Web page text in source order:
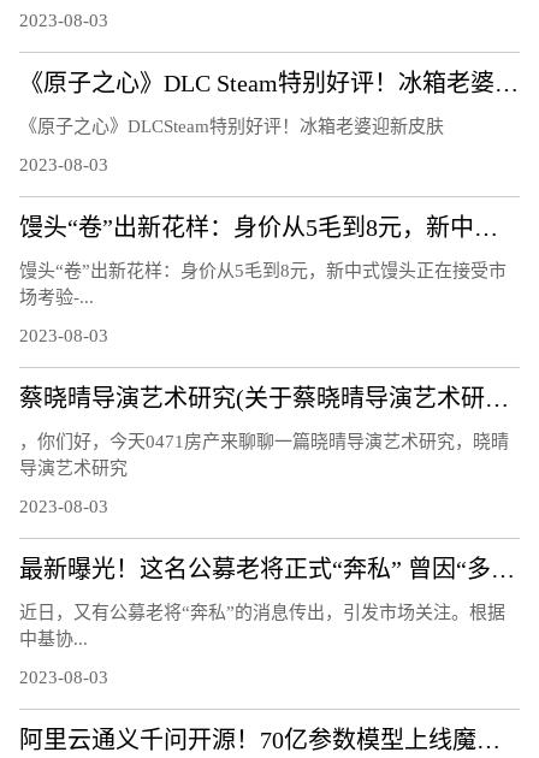
2023-08-03
《原子之心》DLC Steam特别好评！冰箱老婆迎新皮肤
《原子之心》DLCSteam特别好评！冰箱老婆迎新皮肤
2023-08-03
馒头“卷”出新花样：身价从5毛到8元，新中式馒头正在接受市场考验
馒头“卷”出新花样：身价从5毛到8元，新中式馒头正在接受市
场考验-...
2023-08-03
蔡晓晴导演艺术研究(关于蔡晓晴导演艺术研究简述)
，你们好，今天0471房产来聊聊一篇晓晴导演艺术研究，晓晴
导演艺术研究
2023-08-03
最新曝光！这名公募老将正式“奔私” 曾因“多面手”受关注：同时管理指数、量化、主动基金
近日，又有公募老将“奔私”的消息传出，引发市场关注。根据
中基协...
2023-08-03
阿里云通义千问开源！70亿参数模型上线魔搭社区，免费可商用